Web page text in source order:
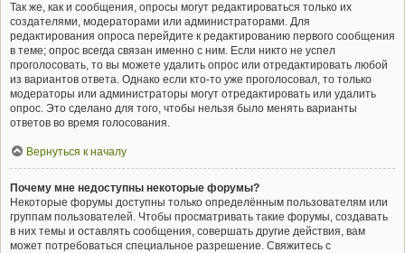
Так же, как и сообщения, опросы могут редактироваться только их
создателями, модераторами или администраторами. Для
редактирования опроса перейдите к редактированию первого сообщения
в теме; опрос всегда связан именно с ним. Если никто не успел
проголосовать, то вы можете удалить опрос или отредактировать любой
из вариантов ответа. Однако если кто-то уже проголосовал, то только
модераторы или администраторы могут отредактировать или удалить
опрос. Это сделано для того, чтобы нельзя было менять варианты
ответов во время голосования.
Вернуться к началу
Почему мне недоступны некоторые форумы?
Некоторые форумы доступны только определённым пользователям или
группам пользователей. Чтобы просматривать такие форумы, создавать
в них темы и оставлять сообщения, совершать другие действия, вам
может потребоваться специальное разрешение. Свяжитесь с